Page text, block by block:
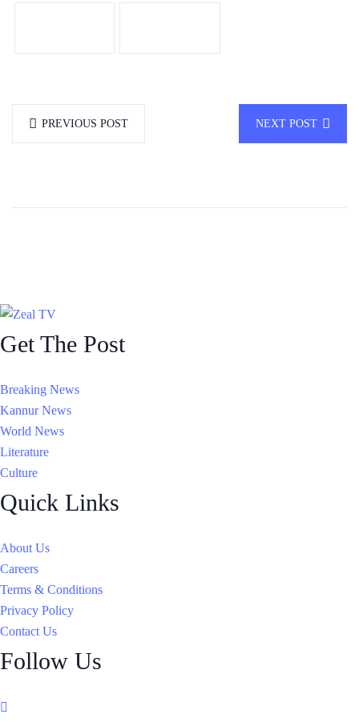
PREVIOUS POST NEXT POST
Get The Post
Breaking News
Kannur News
World News
Literature
Culture
Quick Links
About Us
Careers
Terms & Conditions
Privacy Policy
Contact Us
Follow Us